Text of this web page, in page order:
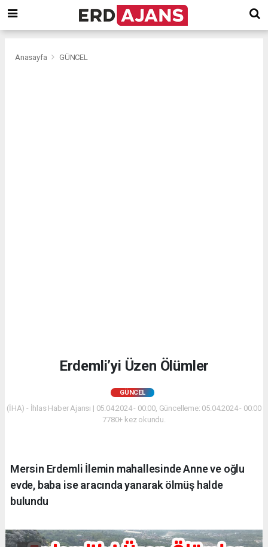
Anasayfa GÜNCEL
Erdemli’yi Üzen Ölümler
GÜNCEL
(İHA) - İhlas Haber Ajansı | 05.04.2024 - 00:00, Güncelleme: 05.04.2024 - 00:00
7780+ kez okundu.
Mersin Erdemli İlemin mahallesinde Anne ve oğlu
evde, baba ise aracında yanarak ölmüş halde
bulundu